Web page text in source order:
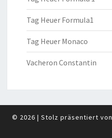
Tag Heuer Formula1
Tag Heuer Monaco
Vacheron Constantin
© 2026 | Stolz präsentiert von